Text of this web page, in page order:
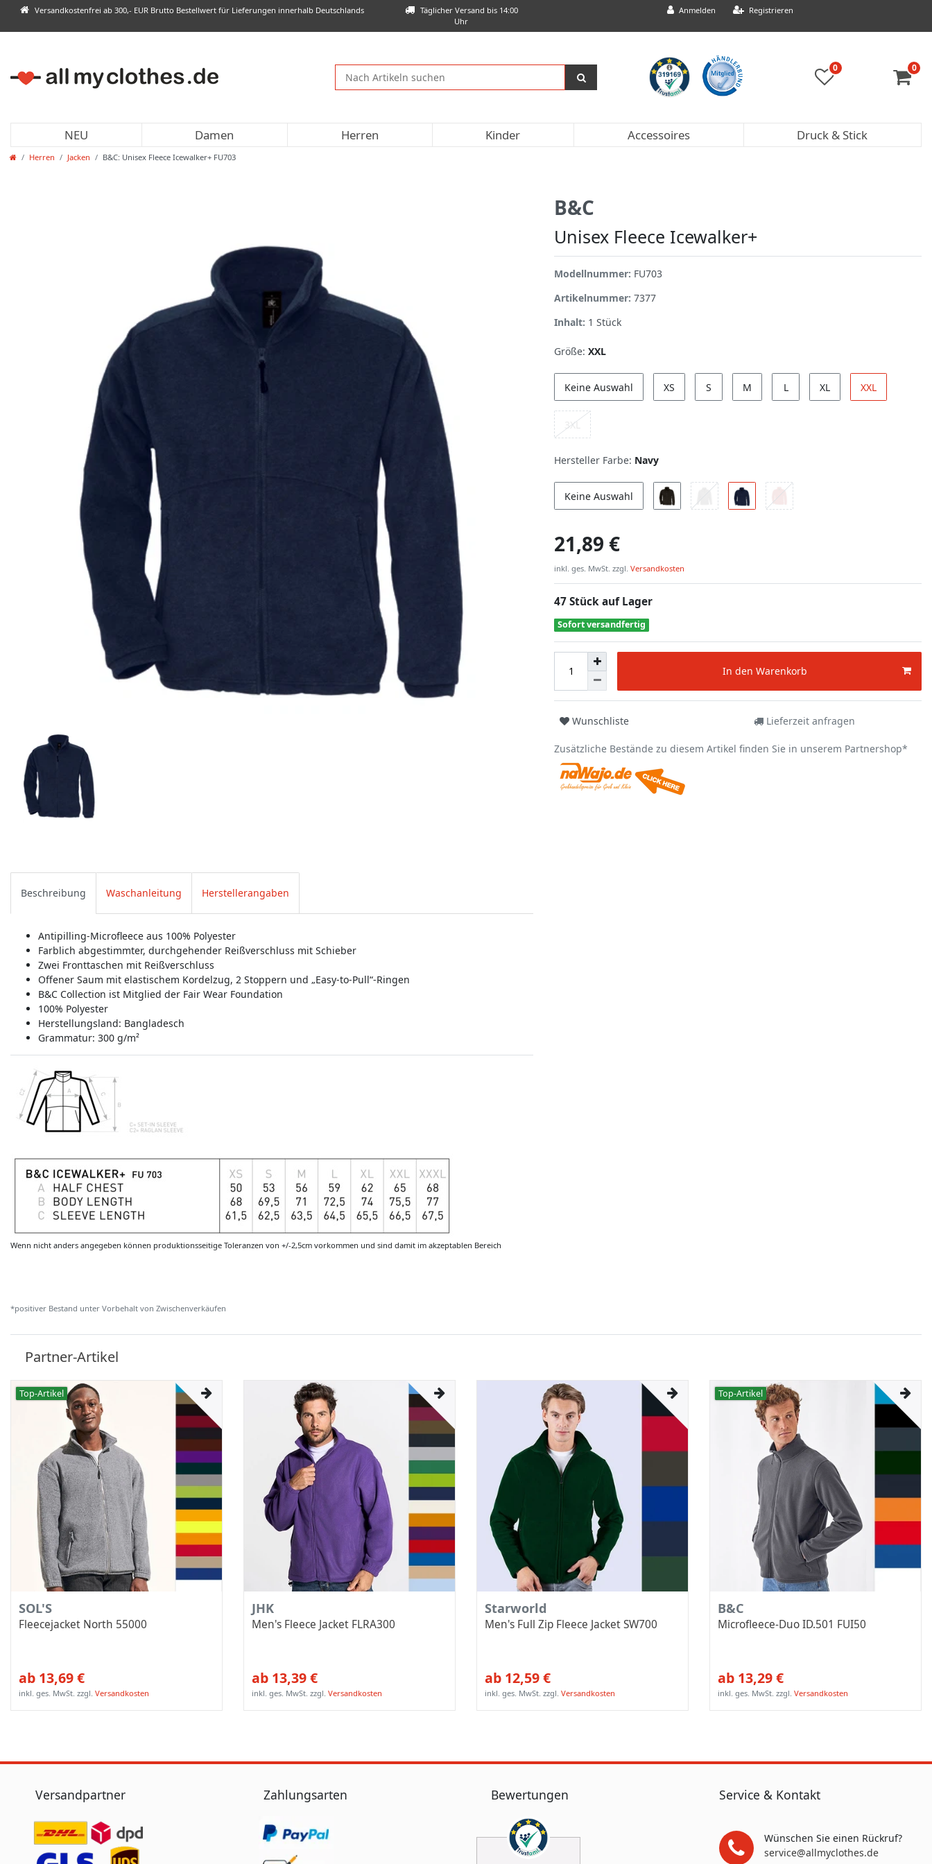
Anmelden Registrieren
Täglicher Versand bis 14:00
Uhr
Versandkostenfrei ab 300,- EUR Brutto Bestellwert für Lieferungen innerhalb Deutschlands
0 0
NEU Damen Herren Kinder Accessoires Druck & Stick
Herren Jacken B&C: Unisex Fleece Icewalker+ FU703
B&C
Unisex Fleece Icewalker+
Modellnummer: FU703
Artikelnummer: 7377
Inhalt: 1 Stück
Größe: XXL
Keine Auswahl XS S M L XL XXL
3XL
Hersteller Farbe: Navy
Keine Auswahl
21,89 €
inkl. ges. MwSt. zzgl. Versandkosten
47 Stück auf Lager
Sofort versandfertig
In den Warenkorb
Wunschliste Lieferzeit anfragen
Zusätzliche Bestände zu diesem Artikel finden Sie in unserem Partnershop*
Beschreibung Waschanleitung Herstellerangaben
Antipilling-Microfleece aus 100% Polyester
Farblich abgestimmter, durchgehender Reißverschluss mit Schieber
Zwei Fronttaschen mit Reißverschluss
Offener Saum mit elastischem Kordelzug, 2 Stoppern und „Easy-to-Pull“-Ringen
B&C Collection ist Mitglied der Fair Wear Foundation
100% Polyester
Herstellungsland: Bangladesch
Grammatur: 300 g/m²
Wenn nicht anders angegeben können produktionsseitige Toleranzen von +/-2,5cm vorkommen und sind damit im akzeptablen Bereich
*positiver Bestand unter Vorbehalt von Zwischenverkäufen
Partner-Artikel
Top-Artikel
SOL'S
Fleecejacket North 55000
ab 13,69 €
inkl. ges. MwSt. zzgl.Versandkosten
JHK
Men's Fleece Jacket FLRA300
ab 13,39 €
inkl. ges. MwSt. zzgl.Versandkosten
Starworld
Men's Full Zip Fleece Jacket SW700
ab 12,59 €
inkl. ges. MwSt. zzgl.Versandkosten
Top-Artikel
B&C
Microfleece-Duo ID.501 FUI50
ab 13,29 €
inkl. ges. MwSt. zzgl.Versandkosten
Versandpartner Zahlungsarten Bewertungen Service & Kontakt
Wünschen Sie einen Rückruf?
service@allmyclothes.de